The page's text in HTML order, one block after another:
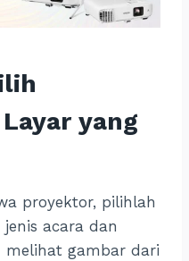
yang
proyektor, pilihlah
acara dan
melihat gambar dari